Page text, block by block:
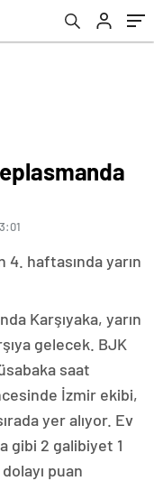
4. haftasında yarın
Karşıyaka, yarın
gelecek. BJK
saat
İzmir ekibi,
yer alıyor. Ev
gibi 2 galibiyet 1
puan